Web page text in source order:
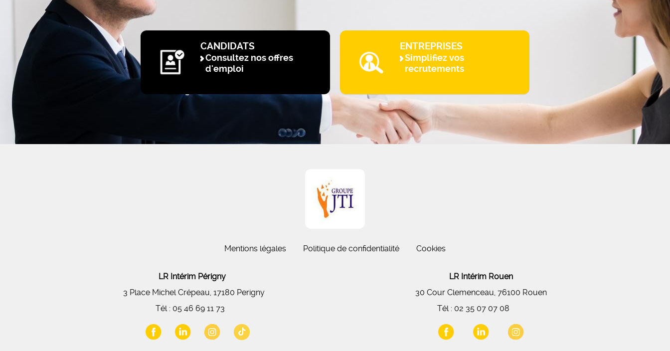
CANDIDATS
Consultez nos offres
d'emploi
ENTREPRISES
Simplifiez vos
recrutements
Mentions légales Politique de confidentialité Cookies
LR Intérim Périgny
3 Place Michel Crépeau, 17180 Perigny
Tél : 05 46 69 11 73
LR Intérim Rouen
30 Cour Clemenceau, 76100 Rouen
Tél : 02 35 07 07 08